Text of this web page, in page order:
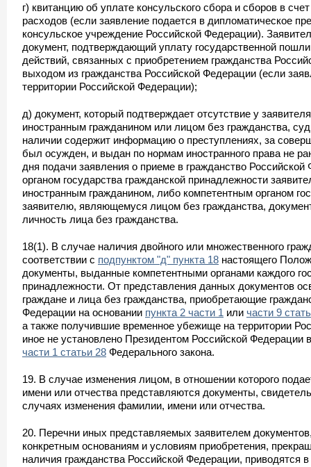
г) квитанцию об уплате консульского сбора и сборов в
расходов (если заявление подается в дипломатическое
консульское учреждение Российской Федерации).
документ, подтверждающий уплату государственной
действий, связанных с приобретением гражданства
выходом из гражданства Российской Федерации (если
территории Российской Федерации);
д) документ, который подтверждает отсутствие у
иностранным гражданином или лицом без гражданства,
наличии содержит информацию о преступлениях, за
был осужден, и выдан по нормам иностранного права не
дня подачи заявления о приеме в гражданство
органом государства гражданской принадлежности
иностранным гражданином, либо компетентным органом
заявителю, являющемуся лицом без гражданства,
личность лица без гражданства.
18(1). В случае наличия двойного или множественного
соответствии с подпунктом "д" пункта 18 настоящего
документы, выданные компетентными органами каждого
принадлежности. От представления данных документов
граждане и лица без гражданства, приобретающие
Федерации на основании пункта 2 части 1 или части 9
а также получившие временное убежище на территории
иное не установлено Президентом Российской Федерации
части 1 статьи 28 Федерального закона.
19. В случае изменения лицом, в отношении которого
имени или отчества представляются документы,
случаях изменения фамилии, имени или отчества.
20. Перечни иных представляемых заявителем
конкретным основаниям и условиям приобретения,
наличия гражданства Российской Федерации, приводятся в